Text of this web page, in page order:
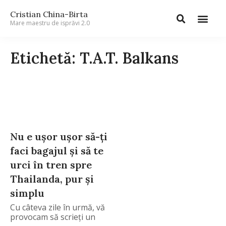
Cristian China-Birta
Mare maestru de isprăvi 2.0
Etichetă: T.A.T. Balkans
Nu e ușor ușor să-ți
faci bagajul și să te
urci în tren spre
Thailanda, pur și
simplu
Cu câteva zile în urmă, vă
provocam să scrieţi un